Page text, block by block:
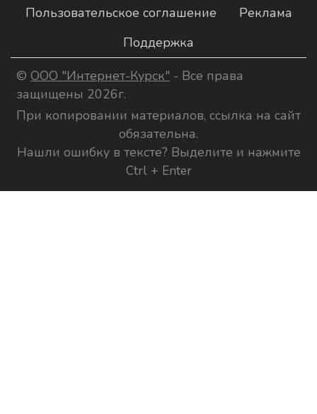
Пользовательское соглашение
Реклама
Поддержка
© ООО "Интернет-Курск" - Все права
защищены 2026г.
При копировании материалов, ссылка на сайт
обязательна.
Нашли ошибку в тексте? Выделите и нажмите
Ctrl + Enter